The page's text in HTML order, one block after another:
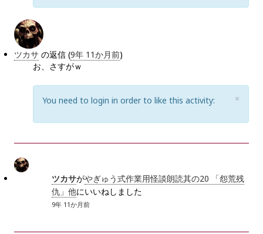
S
ツカサ の返信 (9年 11か月前)
お、さすがｗ
×
S
You need to login in order to like this activity:
ツカサがやぎゅう式作業用怪談朗読其の20 「怨荒残
仇」他にいいねしました
9年 11か月前